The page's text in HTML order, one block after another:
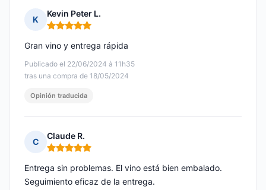
K
Kevin Peter L.
Nota: 5 de 5
Publicado el 22/06/2024 à 11h35
tras una compra de 18/05/2024
Gran vino y entrega rápida
Opinión traducida
C
Claude R.
Nota: 5 de 5
Entrega sin problemas. El vino está bien embalado.
Seguimiento eficaz de la entrega.